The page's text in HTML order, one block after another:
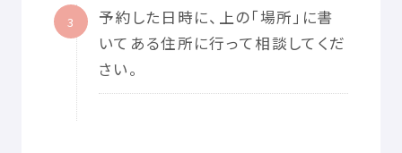
3 予約 した日時に、 上の「場所」に書
いてある住所に行って相談 してくだ
さい。